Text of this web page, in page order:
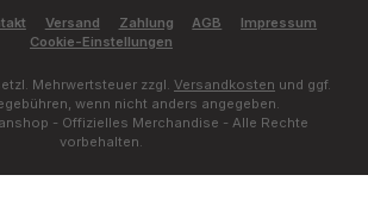
Versand Zahlung AGB
Impressum
Cookie-Einstellungen
Mehrwertsteuer zzgl. Versandkosten und ggf.
wenn nicht anders angegeben.
- Offizielles Merchandise - Alle Rechte
vorbehalten.